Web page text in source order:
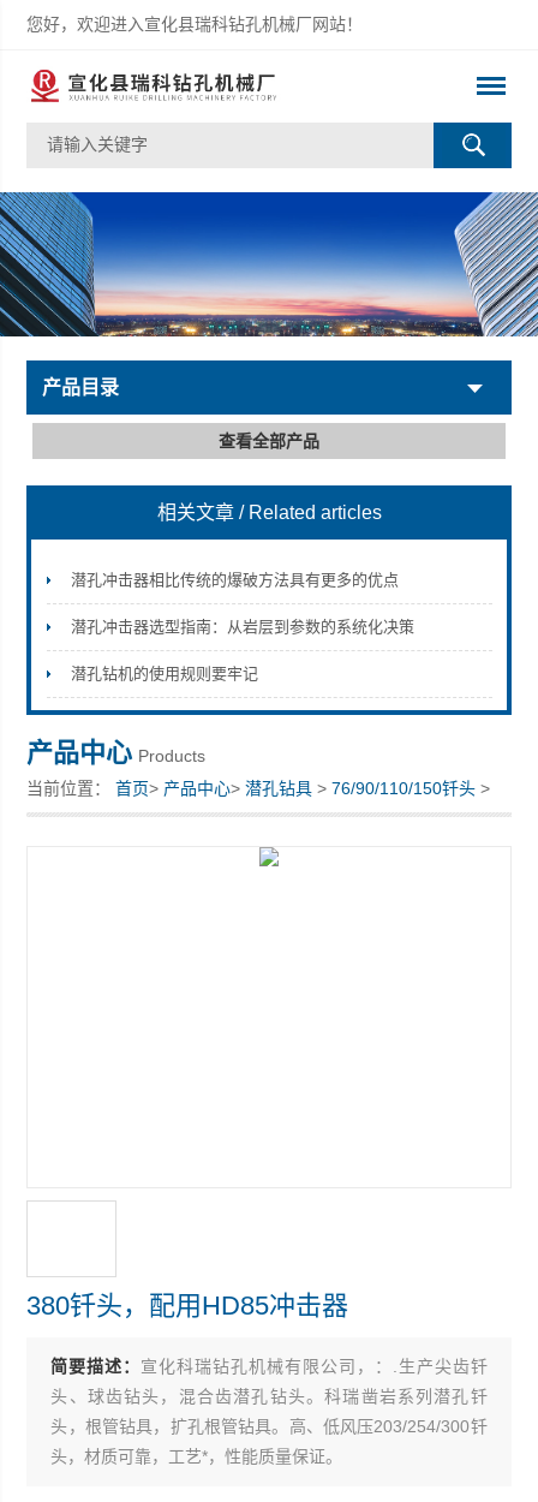
您好，欢迎进入宣化县瑞科钻孔机械厂网站！
宣化县瑞科钻孔机械厂
产品目录
查看全部产品
相关文章 / Related articles
潜孔冲击器相比传统的爆破方法具有更多的优点
潜孔冲击器选型指南：从岩层到参数的系统化决策
潜孔钻机的使用规则要牢记
产品中心 Products
当前位置：首页> 产品中心>潜孔钻具 >76/90/110/150钎头 >
380钎头，配用HD85冲击器
380钎头，配用HD85冲击器
简要描述： 宣化科瑞钻孔机械有限公司，：.生产尖齿钎
头、球齿钻头，混合齿潜孔钻头。科瑞凿岩系列潜孔钎
头，根管钻具，扩孔根管钻具。高、低风压203/254/300钎
头，材质可靠，工艺*，性能质量保证。